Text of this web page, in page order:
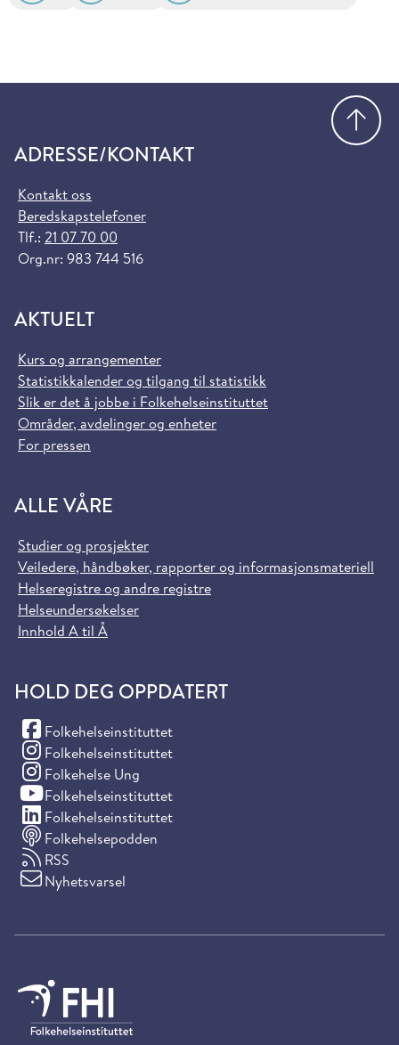
ADRESSE/KONTAKT
Kontakt oss
Beredskapstelefoner
Tlf.: 21 07 70 00
Org.nr: 983 744 516
AKTUELT
Kurs og arrangementer
Statistikkalender og tilgang til statistikk
Slik er det å jobbe i Folkehelseinstituttet
Områder, avdelinger og enheter
For pressen
ALLE VÅRE
Studier og prosjekter
Veiledere, håndbøker, rapporter og informasjonsmateriell
Helseregistre og andre registre
Helseundersøkelser
Innhold A til Å
HOLD DEG OPPDATERT
Folkehelseinstituttet
(Facebook)
Folkehelseinstituttet
(Instagram)
Folkehelse Ung
(Instagram)
Folkehelseinstituttet
(YouTube)
Folkehelseinstituttet
(LinkedIn)
Folkehelsepodden
RSS
Nyhetsvarsel